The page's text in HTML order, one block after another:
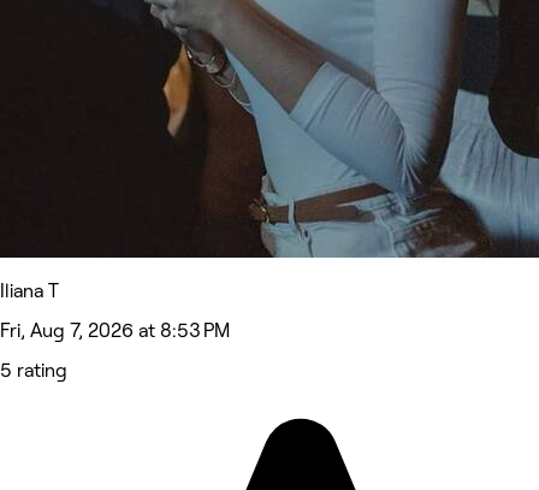
Iliana T
Fri, Aug 7, 2026 at 8:53 PM
5 rating